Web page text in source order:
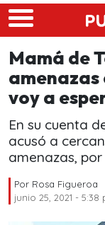
Skip to main
Mamá de
amenazas
voy a
En su cuenta
acusó a
amenazas,
Por Rosa Figueroa
junio 25, 2021 - 5:38